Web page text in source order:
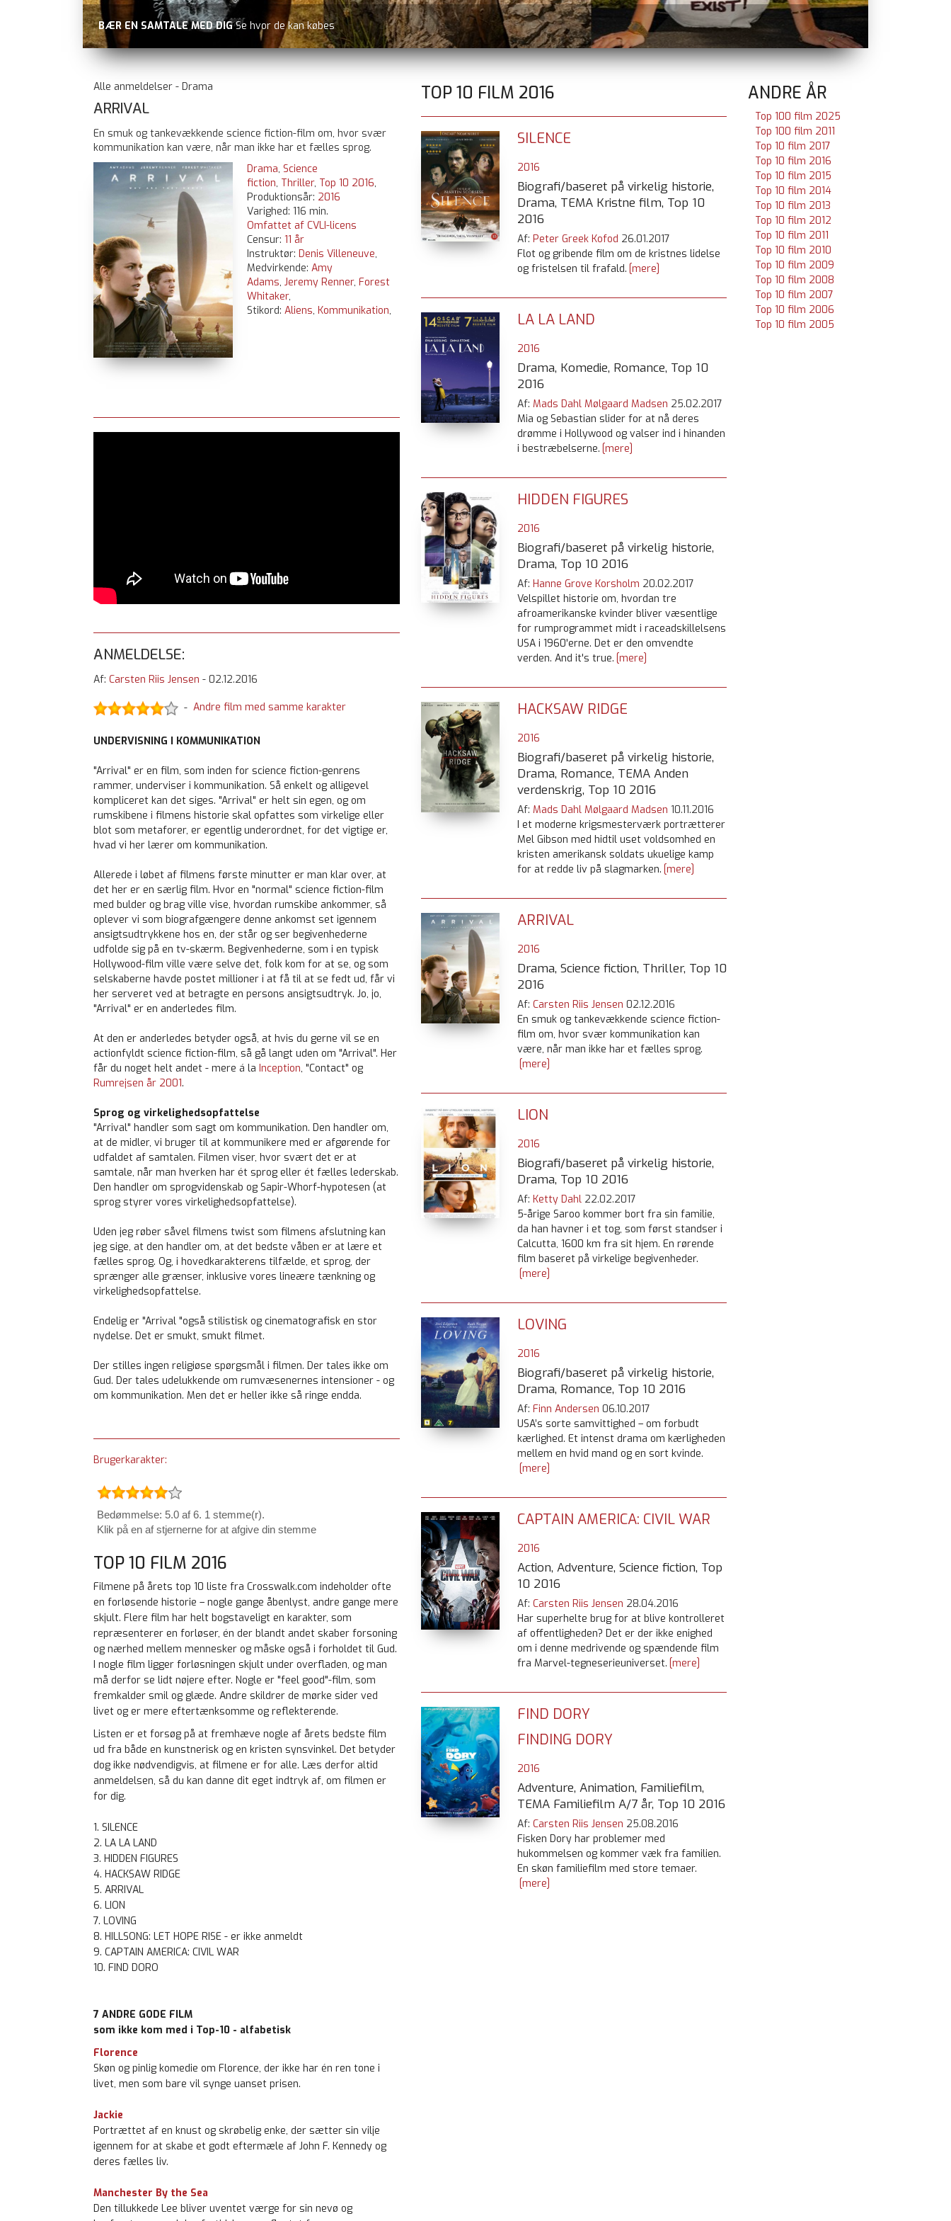
Se hvor de kan købes SPIDER-MAN: BRAND NEW DAY i biografen
Alle anmeldelser - Drama
ARRIVAL
En smuk og tankevækkende science fiction-film om, hvor svær
kommunikation kan være, når man ikke har et fælles sprog.
Drama, Science
fiction, Thriller, Top 10 2016,
Produktionsår: 2016
Varighed: 116 min.
Omfattet af CVLI-licens
Censur: 11 år
Instruktør: Denis Villeneuve,
Medvirkende: Amy
Adams, Jeremy Renner, Forest
Whitaker,
Stikord: Aliens, Kommunikation,
ANMELDELSE:
Af: Carsten Riis Jensen - 02.12.2016
- Andre film med samme karakter
UNDERVISNING I KOMMUNIKATION
"Arrival" er en film, som inden for science fiction-genrens
rammer, underviser i kommunikation. Så enkelt og alligevel
kompliceret kan det siges. "Arrival" er helt sin egen, og om
rumskibene i filmens historie skal opfattes som virkelige eller
blot som metaforer, er egentlig underordnet, for det vigtige er,
hvad vi her lærer om kommunikation.
Allerede i løbet af filmens første minutter er man klar over, at
det her er en særlig film. Hvor en "normal" science fiction-film
med bulder og brag ville vise, hvordan rumskibe ankommer, så
oplever vi som biografgængere denne ankomst set igennem
ansigtsudtrykkene hos en, der står og ser begivenhederne
udfolde sig på en tv-skærm. Begivenhederne, som i en typisk
Hollywood-film ville være selve det, folk kom for at se, og som
selskaberne havde postet millioner i at få til at se fedt ud, får vi
her serveret ved at betragte en persons ansigtsudtryk. Jo, jo,
"Arrival" er en anderledes film.
At den er anderledes betyder også, at hvis du gerne vil se en
actionfyldt science fiction-film, så gå langt uden om "Arrival". Her
får du noget helt andet - mere á la Inception, "Contact" og
Rumrejsen år 2001.
Sprog og virkelighedsopfattelse
"Arrival" handler som sagt om kommunikation. Den handler om,
at de midler, vi bruger til at kommunikere med er afgørende for
udfaldet af samtalen. Filmen viser, hvor svært det er at
samtale, når man hverken har ét sprog eller ét fælles lederskab.
Den handler om sprogvidenskab og Sapir-Whorf-hypotesen (at
sprog styrer vores virkelighedsopfattelse).
Uden jeg røber såvel filmens twist som filmens afslutning kan
jeg sige, at den handler om, at det bedste våben er at lære et
fælles sprog. Og, i hovedkarakterens tilfælde, et sprog, der
sprænger alle grænser, inklusive vores lineære tænkning og
virkelighedsopfattelse.
Endelig er "Arrival "også stilistisk og cinematografisk en stor
nydelse. Det er smukt, smukt filmet.
Der stilles ingen religiøse spørgsmål i filmen. Der tales ikke om
Gud. Der tales udelukkende om rumvæsenernes intensioner - og
om kommunikation. Men det er heller ikke så ringe endda.
Brugerkarakter:
Bedømmelse: 5.0 af 6. 1 stemme(r).
Klik på en af stjernerne for at afgive din stemme
TOP 10 FILM 2016
Filmene på årets top 10 liste fra Crosswalk.com indeholder ofte
en forløsende historie – nogle gange åbenlyst, andre gange mere
skjult. Flere film har helt bogstaveligt en karakter, som
repræsenterer en forløser, én der blandt andet skaber forsoning
og nærhed mellem mennesker og måske også i forholdet til Gud.
I nogle film ligger forløsningen skjult under overfladen, og man
må derfor se lidt nøjere efter. Nogle er "feel good"-film, som
fremkalder smil og glæde. Andre skildrer de mørke sider ved
livet og er mere eftertænksomme og reflekterende.
Listen er et forsøg på at fremhæve nogle af årets bedste film
ud fra både en kunstnerisk og en kristen synsvinkel. Det betyder
dog ikke nødvendigvis, at filmene er for alle. Læs derfor altid
anmeldelsen, så du kan danne dit eget indtryk af, om filmen er
for dig.
1. SILENCE
2. LA LA LAND
3. HIDDEN FIGURES
4. HACKSAW RIDGE
5. ARRIVAL
6. LION
7. LOVING
8. HILLSONG: LET HOPE RISE - er ikke anmeldt
9. CAPTAIN AMERICA: CIVIL WAR
10. FIND DORO
7 ANDRE GODE FILM
som ikke kom med i Top-10 - alfabetisk
Florence
Skøn og pinlig komedie om Florence, der ikke har én ren tone i
livet, men som bare vil synge uanset prisen.
Jackie
Portrættet af en knust og skrøbelig enke, der sætter sin vilje
igennem for at skabe et godt eftermæle af John F. Kennedy og
deres fælles liv.
Manchester By the Sea
Den tillukkede Lee bliver uventet værge for sin nevø og
TOP 10 FILM 2016
SILENCE
2016
Biografi/baseret på virkelig historie,
Drama, TEMA Kristne film, Top 10
2016
Af: Peter Greek Kofod 26.01.2017
Flot og gribende film om de kristnes lidelse
og fristelsen til frafald. [mere]
LA LA LAND
2016
Drama, Komedie, Romance, Top 10
2016
Af: Mads Dahl Mølgaard Madsen 25.02.2017
Mia og Sebastian slider for at nå deres
drømme i Hollywood og valser ind i hinanden
i bestræbelserne. [mere]
HIDDEN FIGURES
2016
Biografi/baseret på virkelig historie,
Drama, Top 10 2016
Af: Hanne Grove Korsholm 20.02.2017
Velspillet historie om, hvordan tre
afroamerikanske kvinder bliver væsentlige
for rumprogrammet midt i raceadskillelsens
USA i 1960'erne. Det er den omvendte
verden. And it's true. [mere]
HACKSAW RIDGE
2016
Biografi/baseret på virkelig historie,
Drama, Romance, TEMA Anden
verdenskrig, Top 10 2016
Af: Mads Dahl Mølgaard Madsen 10.11.2016
I et moderne krigsmesterværk portrætterer
Mel Gibson med hidtil uset voldsomhed en
kristen amerikansk soldats ukuelige kamp
for at redde liv på slagmarken. [mere]
ARRIVAL
2016
Drama, Science fiction, Thriller, Top 10
2016
Af: Carsten Riis Jensen 02.12.2016
En smuk og tankevækkende science fiction-
film om, hvor svær kommunikation kan
være, når man ikke har et fælles sprog.
[mere]
LION
2016
Biografi/baseret på virkelig historie,
Drama, Top 10 2016
Af: Ketty Dahl 22.02.2017
5-årige Saroo kommer bort fra sin familie,
da han havner i et tog, som først standser i
Calcutta, 1600 km fra sit hjem. En rørende
film baseret på virkelige begivenheder.
[mere]
LOVING
2016
Biografi/baseret på virkelig historie,
Drama, Romance, Top 10 2016
Af: Finn Andersen 06.10.2017
USA’s sorte samvittighed – om forbudt
kærlighed. Et intenst drama om kærligheden
mellem en hvid mand og en sort kvinde.
[mere]
CAPTAIN AMERICA: CIVIL WAR
2016
Action, Adventure, Science fiction, Top
10 2016
Af: Carsten Riis Jensen 28.04.2016
Har superhelte brug for at blive kontrolleret
af offentligheden? Det er der ikke enighed
om i denne medrivende og spændende film
fra Marvel-tegneserieuniverset. [mere]
FIND DORY
FINDING DORY
2016
Adventure, Animation, Familiefilm,
TEMA Familiefilm A/7 år, Top 10 2016
Af: Carsten Riis Jensen 25.08.2016
Fisken Dory har problemer med
hukommelsen og kommer væk fra familien.
En skøn familiefilm med store temaer.
[mere]
ANDRE ÅR
Top 100 film 2025
Top 100 film 2011
Top 10 film 2017
Top 10 film 2016
Top 10 film 2015
Top 10 film 2014
Top 10 film 2013
Top 10 film 2012
Top 10 film 2011
Top 10 film 2010
Top 10 film 2009
Top 10 film 2008
Top 10 film 2007
Top 10 film 2006
Top 10 film 2005